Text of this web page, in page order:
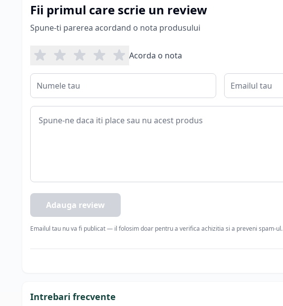
Fii primul care scrie un review
Spune-ti parerea acordand o nota produsului
Acorda o nota
Adauga review
Emailul tau nu va fi publicat — il folosim doar pentru a verifica achizitia si a preveni spam-ul.
Intrebari frecvente